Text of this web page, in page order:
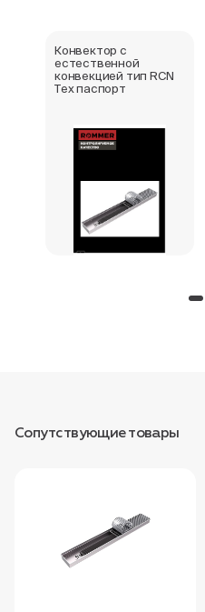
Конвектор с
естественной
конвекцией тип RCN
Тех паспорт
Сопутствующие товары